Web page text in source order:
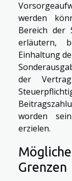
werden
Bereich der
erläutern,
Einhaltung
der
worden
erzielen.
Grenzen